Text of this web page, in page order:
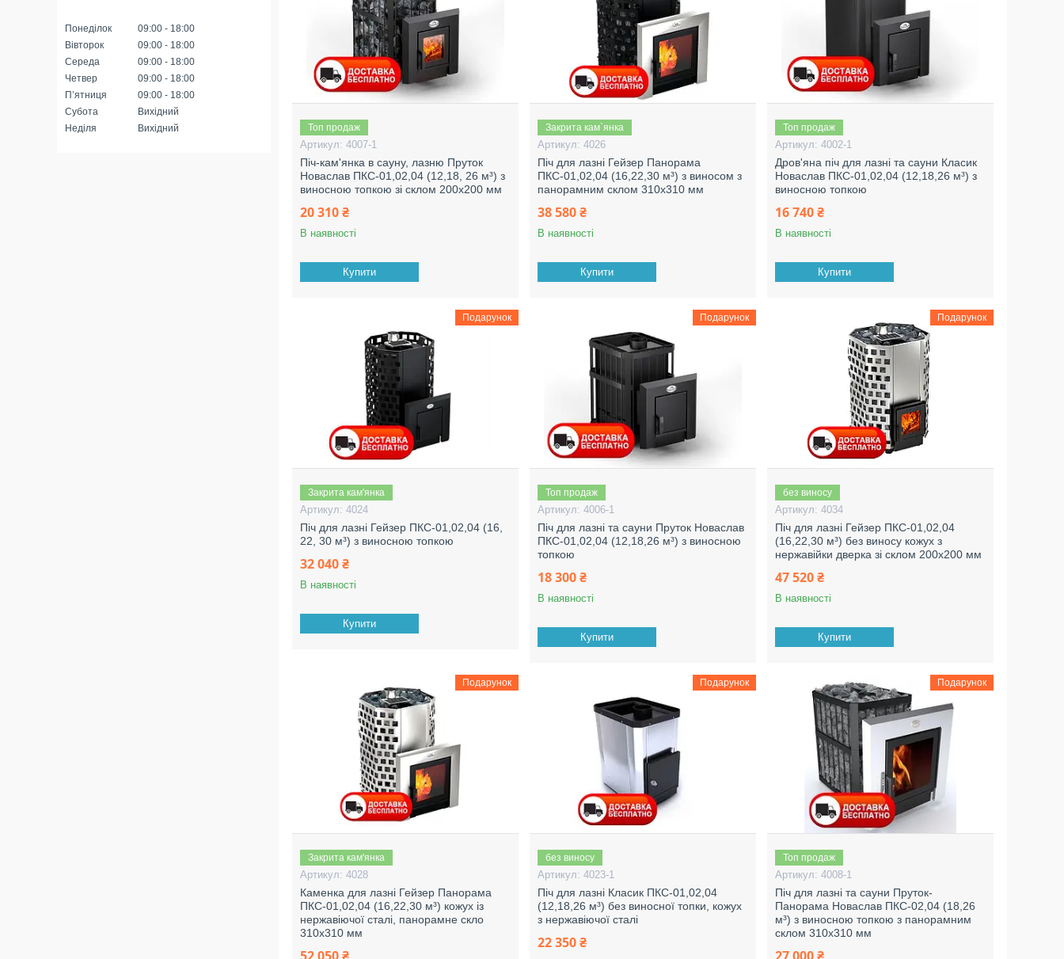
Топ продаж
4007-1
Піч-кам'янка в сауну, лазню Пруток
Новаслав ПКС-01,02,04 (12,18, 26 м³) з
виносною топкою зі склом 200х200 мм
20 310 ₴
В наявності
Купити
Закрита кам`янка
4026
Піч для лазні Гейзер Панорама
ПКС-01,02,04 (16,22,30 м³) з виносом з
панорамним склом 310х310 мм
38 580 ₴
В наявності
Купити
Топ продаж
4002-1
Дров'яна піч для лазні та сауни Класик
Новаслав ПКС-01,02,04 (12,18,26 м³) з
виносною топкою
16 740 ₴
В наявності
Купити
Подарунок
Закрита кам'янка
4024
Піч для лазні Гейзер ПКС-01,02,04 (16,
22, 30 м³) з виносною топкою
32 040 ₴
В наявності
Купити
Подарунок
Топ продаж
4006-1
Піч для лазні та сауни Пруток Новаслав
ПКС-01,02,04 (12,18,26 м³) з виносною
топкою
18 300 ₴
В наявності
Купити
Подарунок
без виносу
4034
Піч для лазні Гейзер ПКС-01,02,04
(16,22,30 м³) без виносу кожух з
нержавійки дверка зі склом 200х200 мм
47 520 ₴
В наявності
Купити
Подарунок
Закрита кам'янка
4028
Каменка для лазні Гейзер Панорама
ПКС-01,02,04 (16,22,30 м³) кожух із
нержавіючої сталі, панорамне скло
310х310 мм
Подарунок
без виносу
4023-1
Піч для лазні Класик ПКС-01,02,04
(12,18,26 м³) без виносної топки, кожух
з нержавіючої сталі
22 350 ₴
Подарунок
Топ продаж
4008-1
Піч для лазні та сауни Пруток-
Панорама Новаслав ПКС-02,04 (18,26
м³) з виносною топкою з панорамним
склом 310х310 мм
Понеділок 09:00
18:00
Вівторок
09:00
18:00
Середа
09:00
18:00
Четвер
09:00
18:00
Пʼятниця
09:00
18:00
Субота
Вихідний
Неділя
Вихідний